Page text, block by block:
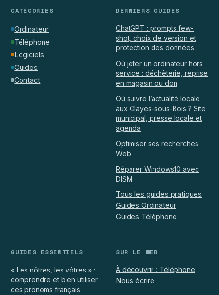
CATÉGORIES
Ordinateur
Téléphone
Logiciels
Guides
Contact
DERNIERS GUIDES
ChatGPT : prompts few-
shot, choix de version et
protection des données
Où jeter un ordinateur hors
service : déchèterie, reprise
en magasin ou don
Où suivre l’actualité locale
aux Clayes-sous-Bois ? Site
municipal, presse locale et
agenda
Optimiser ses recherches
Web
Réparer Windows10 avec
DISM
Tous les guides pratiques
Guides Ordinateur
Guides Téléphone
GUIDES ESSENTIELS
« Les nôtres, les vôtres » :
comprendre et bien utiliser
ces pronoms français
SUR LE WEB
À découvrir : Téléphone
Nous écrire